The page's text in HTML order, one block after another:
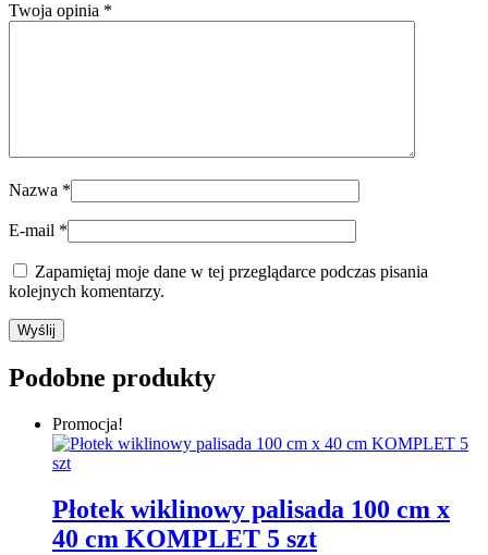
Twoja opinia *
Nazwa *
E-mail *
Zapamiętaj moje dane w tej przeglądarce podczas pisania
kolejnych komentarzy.
Podobne produkty
Promocja!
Płotek wiklinowy palisada 100 cm x
40 cm KOMPLET 5 szt